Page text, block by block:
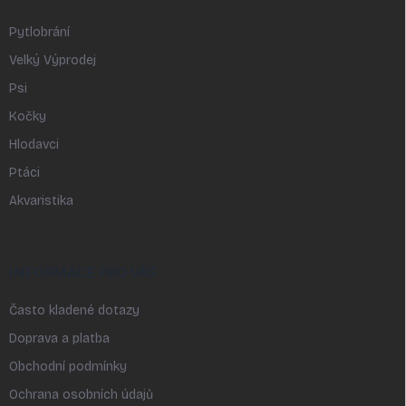
Pytlobrání
Velký Výprodej
Psi
Kočky
Hlodavci
Ptáci
Akvaristika
Často kladené dotazy
Doprava a platba
Obchodní podmínky
Ochrana osobních údajů